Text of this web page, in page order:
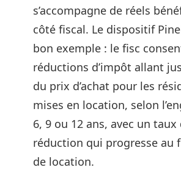
s’accompagne de réels
côté fiscal. Le dispositif
bon exemple : le fisc
réductions d’impôt allant
du prix d’achat pour les
mises en location, selon
6, 9 ou 12 ans, avec un taux
réduction qui progresse au
de location.